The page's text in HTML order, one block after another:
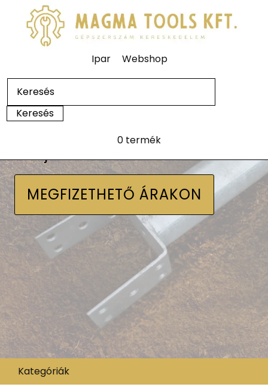
Ipar Webshop
0 termék
MEGFIZETHETŐ ÁRAKON
Kategóriák